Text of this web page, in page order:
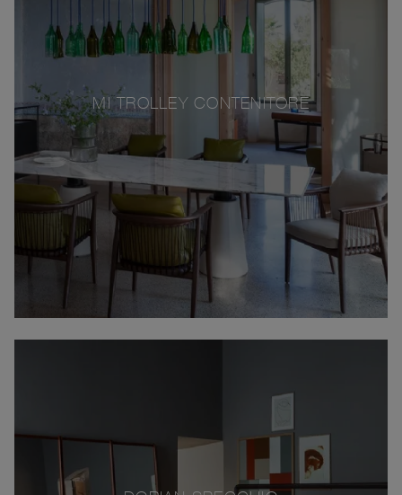
MI TROLLEY CONTENITORE